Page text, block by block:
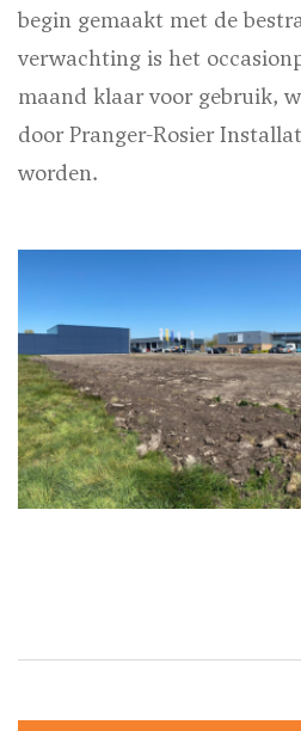
begin gemaakt met de
verwachting is het
maand klaar voor gebruik,
door Pranger-Rosier
worden.